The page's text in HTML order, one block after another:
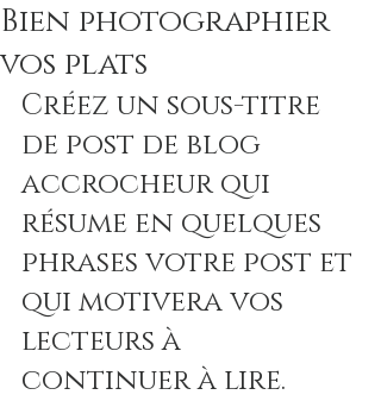
Bien photographier
vos plats
Créez un sous-titre
de post de blog
accrocheur qui
résume en quelques
phrases votre post et
qui motivera vos
lecteurs à
continuer à lire.